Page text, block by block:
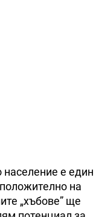
е един
на
„хъбове” ще